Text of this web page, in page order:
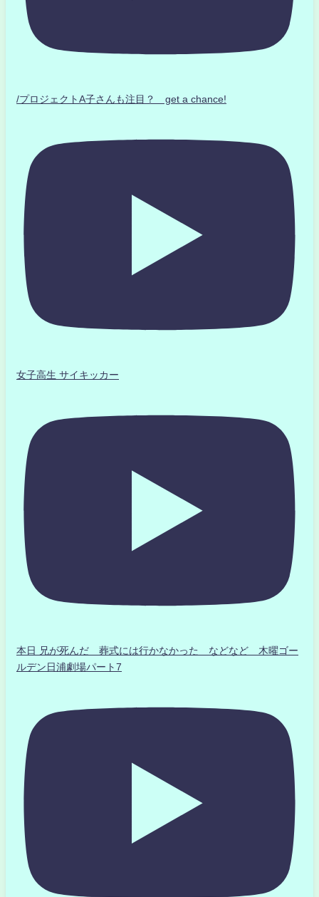
/プロジェクトA子さんも注目？ get a chance!
女子高生 サイキッカー
本日 兄が死んだ 葬式には行かなかった などなど 木曜ゴー
ルデン日浦劇場パート7